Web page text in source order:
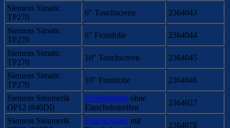
Siemens Simatic
TP270
6″ Touchscreen 2364043
Siemens Simatic
TP270
6″ Frontfolie 2364044
Siemens Simatic
TP270
10″ Touchscreen 2364045
Siemens Simatic
TP270
10″ Frontfolie 2364046
Siemens Sinumerik
OP12 (840DI)
Folientastaturohne
Einschubstreifen
2364027
Siemens Sinumerik
Folientastaturmit
2364078